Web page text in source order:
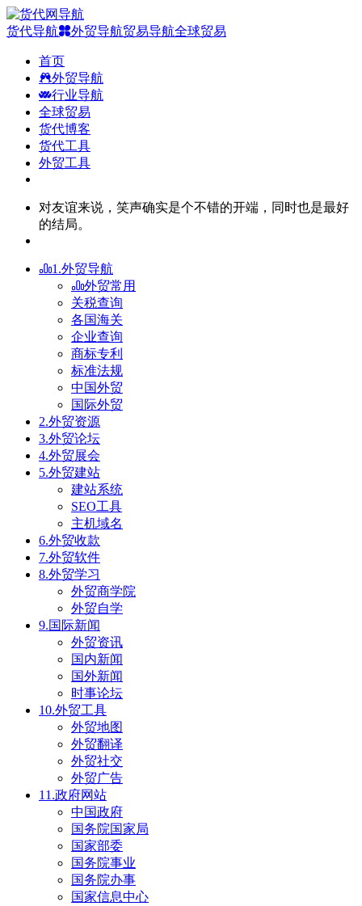
货代导航 外贸导航贸易导航全球贸易
首页
外贸导航
行业导航
全球贸易
货代博客
货代工具
外贸工具
对友谊来说，笑声确实是个不错的开端，同时也是最好
的结局。
1.外贸导航
外贸常用
关税查询
各国海关
企业查询
商标专利
标准法规
中国外贸
国际外贸
2.外贸资源
3.外贸论坛
4.外贸展会
5.外贸建站
建站系统
SEO工具
主机域名
6.外贸收款
7.外贸软件
8.外贸学习
外贸商学院
外贸自学
9.国际新闻
外贸资讯
国内新闻
国外新闻
时事论坛
10.外贸工具
外贸地图
外贸翻译
外贸社交
外贸广告
11.政府网站
中国政府
国务院国家局
国家部委
国务院事业
国务院办事
国家信息中心